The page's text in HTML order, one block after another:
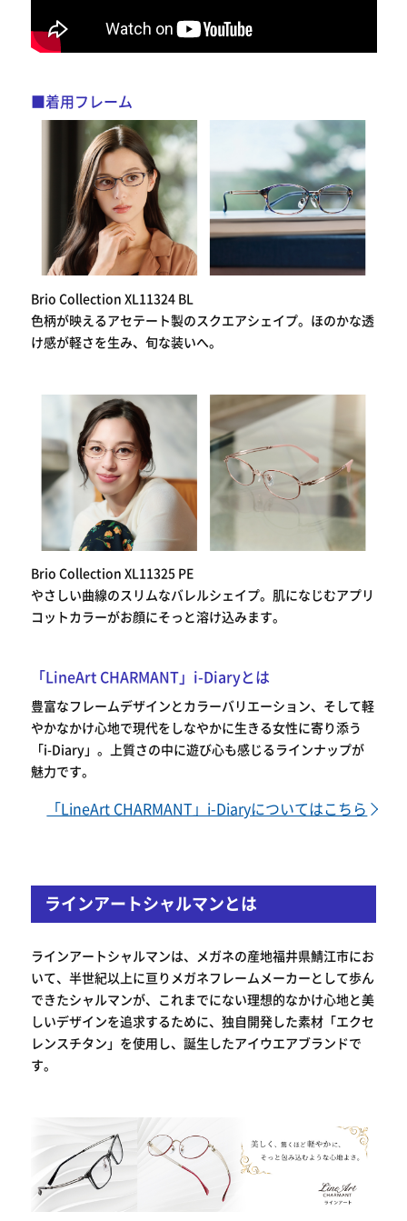
■着用フレーム
Brio Collection XL11324 BL
色柄が映えるアセテート製のスクエアシェイプ。ほのかな透
け感が軽さを生み、旬な装いへ。
Brio Collection XL11325 PE
やさしい曲線のスリムなバレルシェイプ。肌になじむアプリ
コットカラーがお顔にそっと溶け込みます。
「LineArt CHARMANT」i-Diaryとは
豊富なフレームデザインとカラーバリエーション、そして軽
やかなかけ心地で現代をしなやかに生きる女性に寄り添う
「i-Diary」。上質さの中に遊び心も感じるラインナップが
魅力です。
「LineArt CHARMANT」i-Diaryについてはこちら
ラインアートシャルマンとは
ラインアートシャルマンは、メガネの産地福井県鯖江市にお
いて、半世紀以上に亘りメガネフレームメーカーとして歩ん
できたシャルマンが、これまでにない理想的なかけ心地と美
しいデザインを追求するために、独自開発した素材「エクセ
レンスチタン」を使用し、誕生したアイウエアブランドで
す。